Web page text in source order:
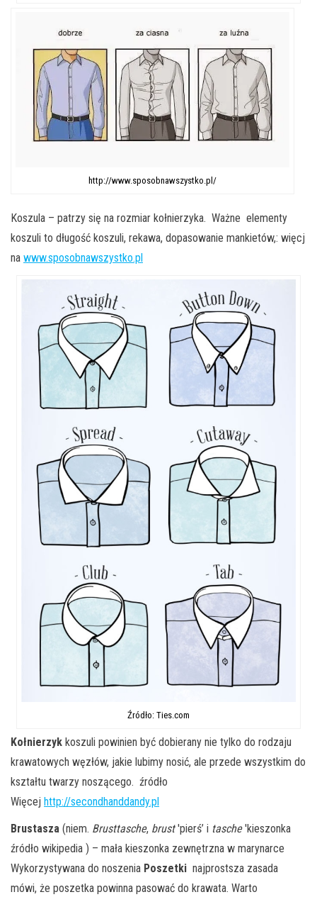
http://www.sposobnawszystko.pl/
Koszula – patrzy się na rozmiar kołnierzyka. Ważne elementy
koszuli to długość koszuli, rekawa, dopasowanie mankietów,: więcj
na www.sposobnawszystko.pl
Źródło: Ties.com
Kołnierzyk koszuli powinien być dobierany nie tylko do rodzaju
krawatowych węzłów, jakie lubimy nosić, ale przede wszystkim do
kształtu twarzy noszącego. źródło
Więcej http://secondhanddandy.pl
Brustasza (niem. Brusttasche, brust'pierś’ i tasche'kieszonka
źródło wikipedia ) – mała kieszonka zewnętrzna w marynarce
Wykorzystywana do noszenia Poszetki najprostsza zasada
mówi, że poszetka powinna pasować do krawata. Warto